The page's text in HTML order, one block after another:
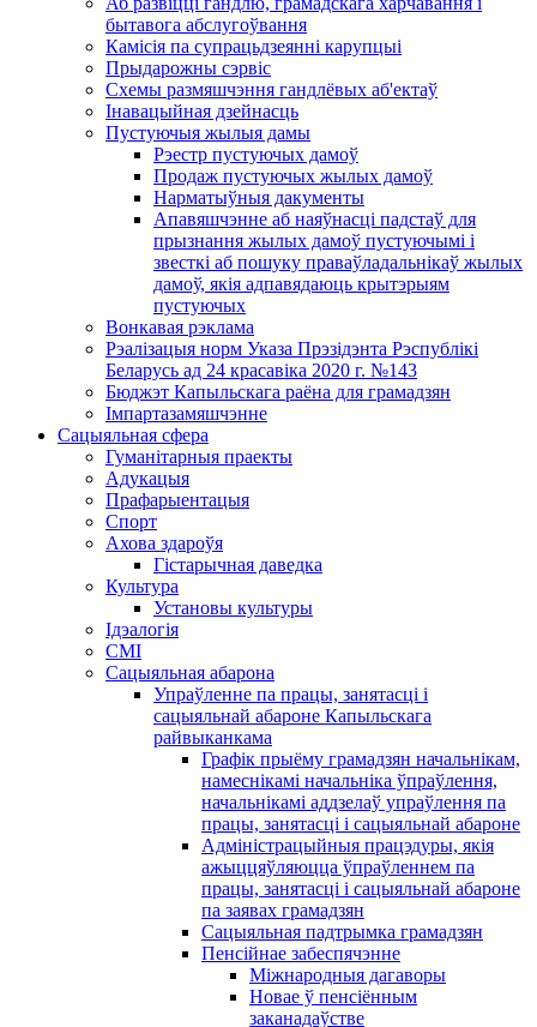
бытавога абслугоўвання
Камісія па супрацьдзеянні карупцыі
Прыдарожны сэрвіс
Схемы размяшчэння гандлёвых аб'ектаў
Інавацыйная дзейнасць
Пустуючыя жылыя дамы
Рэестр пустуючых дамоў
Продаж пустуючых жылых дамоў
Нарматыўныя дакументы
Апавяшчэнне аб наяўнасці падстаў для
прызнання жылых дамоў пустуючымі і
звесткі аб пошуку праваўладальнікаў жылых
дамоў, якія адпавядаюць крытэрыям
пустуючых
Вонкавая рэклама
Рэалізацыя норм Указа Прэзідэнта Рэспублікі
Беларусь ад 24 красавіка 2020 г. №143
Бюджэт Капыльскага раёна для грамадзян
Імпартазамяшчэнне
Сацыяльная сфера
Гуманітарныя праекты
Адукацыя
Прафарыентацыя
Спорт
Ахова здароўя
Гістарычная даведка
Культура
Установы культуры
Ідэалогія
СМІ
Сацыяльная абарона
Упраўленне па працы, занятасці і
сацыяльнай абароне Капыльскага
райвыканкама
Графік прыёму грамадзян начальнікам,
намеснікамі начальніка ўпраўлення,
начальнікамі аддзелаў упраўлення па
працы, занятасці і сацыяльнай абароне
Адміністрацыйныя працэдуры, якія
ажыццяўляюцца ўпраўленнем па
працы, занятасці і сацыяльнай абароне
па заявах грамадзян
Сацыяльная падтрымка грамадзян
Пенсійнае забеспячэнне
Міжнародныя дагаворы
Новае ў пенсіённым
заканадаўстве